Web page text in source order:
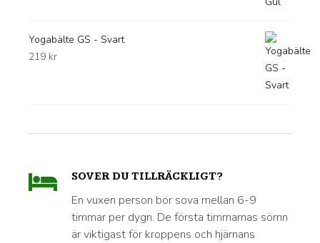
Yogabälte GS - Svart
219 kr
SOVER DU TILLRÄCKLIGT?
En vuxen person bör sova mellan 6-9
timmar per dygn. De första timmarnas sömn
är viktigast för kroppens och hjärnans